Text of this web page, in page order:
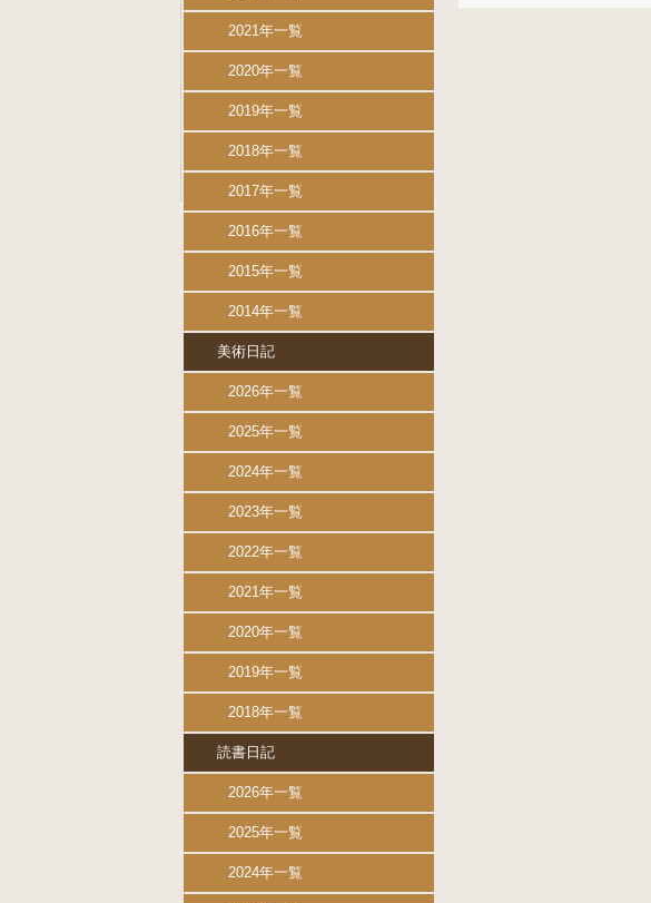
2021年一覧
2020年一覧
2019年一覧
2018年一覧
2017年一覧
2016年一覧
2015年一覧
2014年一覧
美術日記
2026年一覧
2025年一覧
2024年一覧
2023年一覧
2022年一覧
2021年一覧
2020年一覧
2019年一覧
2018年一覧
読書日記
2026年一覧
2025年一覧
2024年一覧